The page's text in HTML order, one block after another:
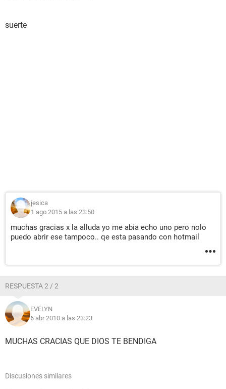
suerte
jesica
1 ago 2015 a las 23:50
muchas gracias x la alluda yo me abia echo uno pero nolo
puedo abrir ese tampoco.. qe esta pasando con hotmail
RESPUESTA 2 / 2
EVELYN
6 abr 2010 a las 23:23
MUCHAS CRACIAS QUE DIOS TE BENDIGA
Discusiones similares